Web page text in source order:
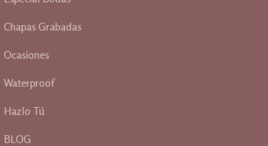
Chapas Grabadas
Ocasiones
Waterproof
Hazlo Tú
BLOG